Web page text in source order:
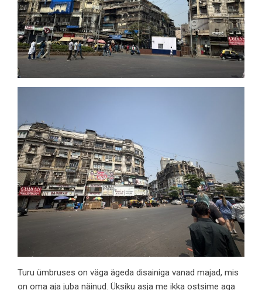
Turu ümbruses on väga ägeda disainiga vanad majad, mis
on oma aja juba näinud. Üksiku asja me ikka ostsime aga